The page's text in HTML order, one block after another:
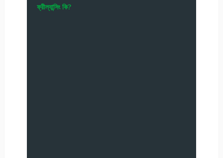
ফ্রীল্যান্সিং কি?